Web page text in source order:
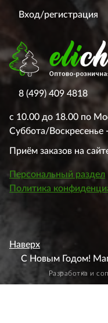
Вход/регистрация
8 (499) 409 4818
с 10.00 до 18.00 по
Суббота/Воскресенье
Приём заказов на
Персональный раздел
Политика
Наверх
С Новым Годом!
Разработка и